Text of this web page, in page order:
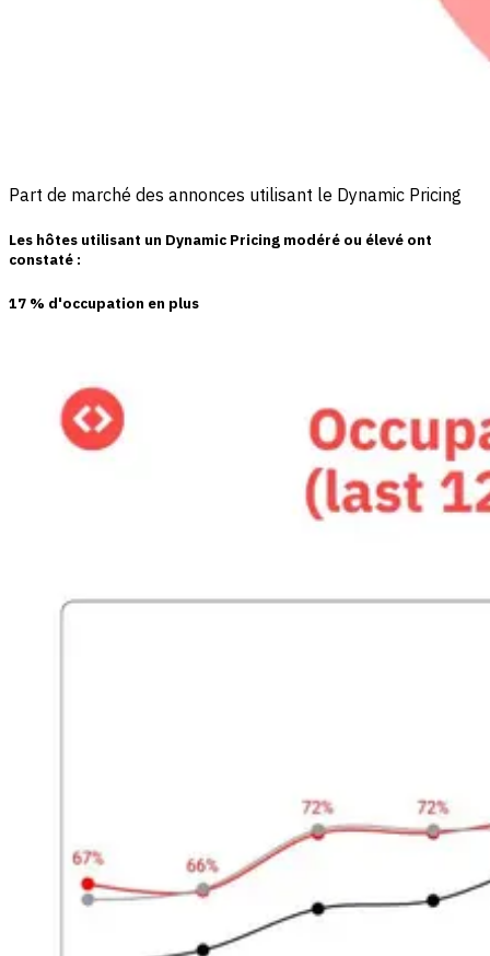
Part de marché des annonces utilisant le Dynamic Pricing
Les hôtes utilisant un Dynamic Pricing modéré ou élevé ont
constaté :
17 % d'occupation en plus